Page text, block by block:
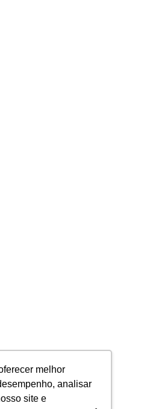
melhor
analisar
site e